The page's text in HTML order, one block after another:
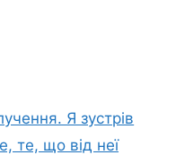
Я зустрів
те, що від неї